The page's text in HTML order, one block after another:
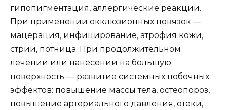
гипопигментация, аллергические реакции.
При применении окклюзионных повязок —
мацерация, инфицирование, атрофия кожи,
стрии, потница. При продолжительном
лечении или нанесении на большую
поверхность — развитие системных побочных
эффектов: повышение массы тела, остеопороз,
повышение артериального давления, отеки,